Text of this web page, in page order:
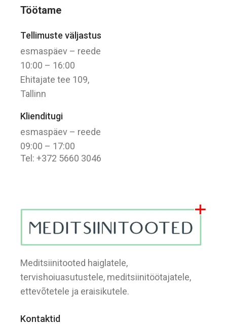
Meditsiinitooted haiglatele,
tervishoiuasutustele, meditsiinitöötajatele,
ettevõtetele ja eraisikutele.
Kontaktid
Töötame
Tellimuste väljastus
esmaspäev – reede
10:00 – 16:00
Ehitajate tee 109,
Tallinn
Klienditugi
esmaspäev – reede
09:00 – 17:00
Tel: +372 5660 3046